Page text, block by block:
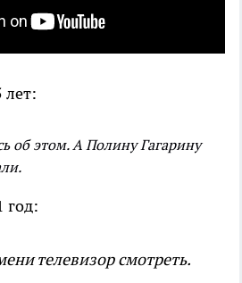
лет:
об этом. А Полину Гагарину
год:
телевизор смотреть.